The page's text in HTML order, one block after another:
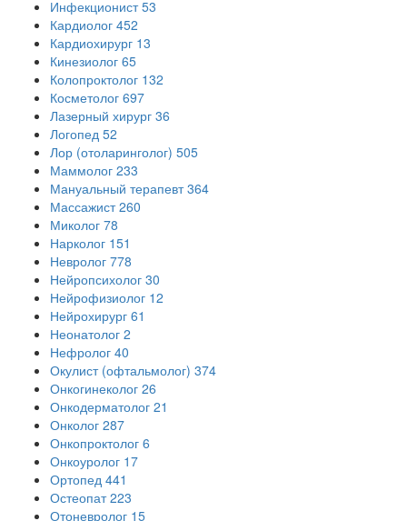
Инфекционист 53
Кардиолог 452
Кардиохирург 13
Кинезиолог 65
Колопроктолог 132
Косметолог 697
Лазерный хирург 36
Логопед 52
Лор (отоларинголог) 505
Маммолог 233
Мануальный терапевт 364
Массажист 260
Миколог 78
Нарколог 151
Невролог 778
Нейропсихолог 30
Нейрофизиолог 12
Нейрохирург 61
Неонатолог 2
Нефролог 40
Окулист (офтальмолог) 374
Онкогинеколог 26
Онкодерматолог 21
Онколог 287
Онкопроктолог 6
Онкоуролог 17
Ортопед 441
Остеопат 223
Отоневролог 15